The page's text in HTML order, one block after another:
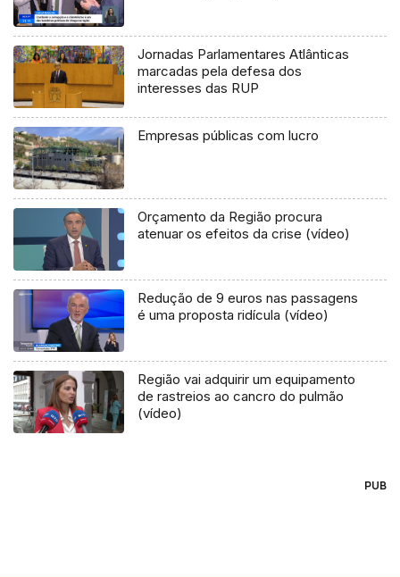
Jornadas Parlamentares Atlânticas
marcadas pela defesa dos
interesses das RUP
Empresas públicas com lucro
Orçamento da Região procura
atenuar os efeitos da crise (vídeo)
Redução de 9 euros nas passagens
é uma proposta ridícula (vídeo)
Região vai adquirir um equipamento
de rastreios ao cancro do pulmão
(vídeo)
PUB